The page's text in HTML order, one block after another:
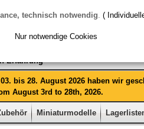
Erfahrung
bis 28. August 2026 haben wir
August 3rd to 28th, 2026.
Miniaturmodelle
technisch notwendig. (
Nur notwendige Cookies